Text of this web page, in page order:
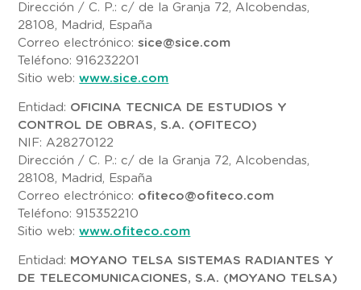
Dirección / C. P.: c/ de la Granja 72, Alcobendas,
28108, Madrid, España
Correo electrónico:sice@sice.com
Teléfono: 916232201
Sitio web:www.sice.com
Entidad: OFICINA TECNICA DE ESTUDIOS Y
CONTROL DE OBRAS, S.A. (OFITECO)
NIF: A28270122
Dirección / C. P.: c/ de la Granja 72, Alcobendas,
28108, Madrid, España
Correo electrónico: ofiteco@ofiteco.com
Teléfono: 915352210
Sitio web:www.ofiteco.com
Entidad: MOYANO TELSA SISTEMAS RADIANTES Y
DE TELECOMUNICACIONES, S.A. (MOYANO TELSA)